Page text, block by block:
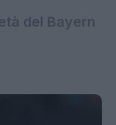
del Bayern